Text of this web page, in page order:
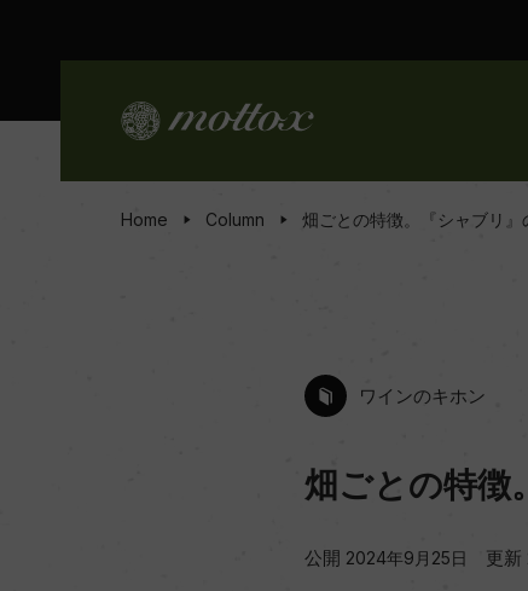
Home Column 畑ごとの特徴。『シャブリ
ワインのキホン
畑ごとの特徴
公開 2024年9月25日 更新